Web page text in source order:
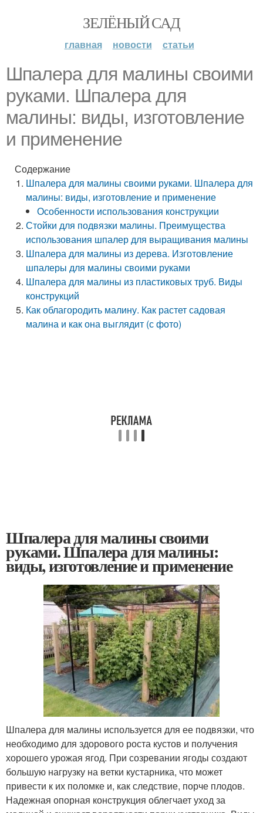
ЗЕЛЁНЫЙ САД
главная новости статьи
Шпалера для малины своими
руками. Шпалера для
малины: виды, изготовление
и применение
Содержание
Шпалера для малины своими руками. Шпалера для
малины: виды, изготовление и применение
Особенности использования конструкции
Стойки для подвязки малины. Преимущества
использования шпалер для выращивания малины
Шпалера для малины из дерева. Изготовление
шпалеры для малины своими руками
Шпалера для малины из пластиковых труб. Виды
конструкций
Как облагородить малину. Как растет садовая
малина и как она выглядит (с фото)
Шпалера для малины своими
руками. Шпалера для малины:
виды, изготовление и применение
Шпалера для малины используется для ее подвязки, что
необходимо для здорового роста кустов и получения
хорошего урожая ягод. При созревании ягоды создают
большую нагрузку на ветки кустарника, что может
привести к их поломке и, как следствие, порче плодов.
Надежная опорная конструкция облегчает уход за